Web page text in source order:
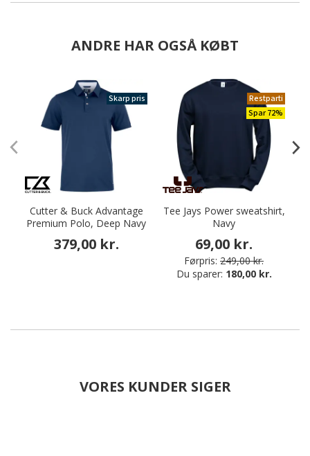
ANDRE HAR OGSÅ KØBT
Skarp pris
Cutter & Buck Advantage
Premium Polo, Deep Navy
379,00 kr.
Restparti
Spar 72%
Tee Jays Power sweatshirt,
Navy
69,00 kr.
Førpris: 249,00 kr.
Du sparer: 180,00 kr.
VORES KUNDER SIGER